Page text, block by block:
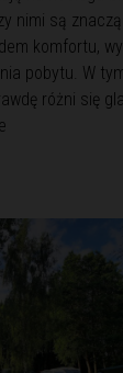
nimi są
komfortu,
pobytu. W
różni się